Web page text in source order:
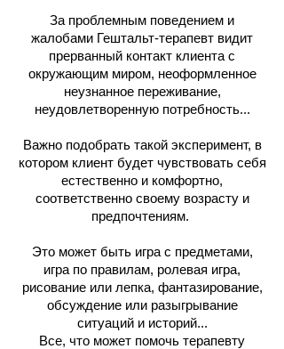
За проблемным поведением и
жалобами Гештальт-терапевт видит
прерванный контакт клиента с
окружающим миром, неоформленное
неузнанное переживание,
неудовлетворенную потребность...
Важно подобрать такой эксперимент, в
котором клиент будет чувствовать себя
естественно и комфортно,
соответственно своему возрасту и
предпочтениям.
Это может быть игра с предметами,
игра по правилам, ролевая игра,
рисование или лепка, фантазирование,
обсуждение или разыгрывание
ситуаций и историй...
Все, что может помочь терапевту